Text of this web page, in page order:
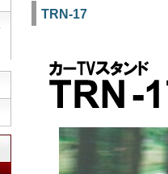
TRN-17